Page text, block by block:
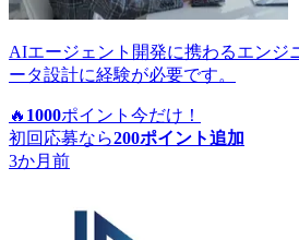
AIエージェント開発に携わるエンジ
ータ設計に経験が必要です。
🔥 1000ポイント 今だけ！
初回応募なら200ポイント追加
3か月前